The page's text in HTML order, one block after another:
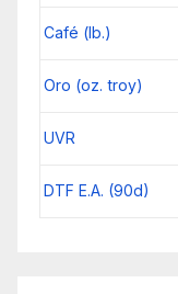
Café (lb.)
Oro (oz. troy)
UVR
DTF E.A. (90d)